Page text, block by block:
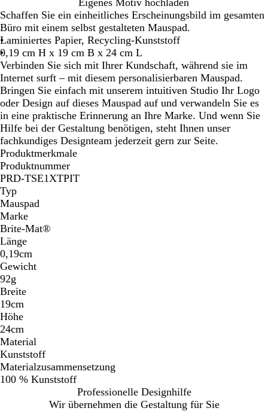
c
h
w
a
r
z
Schaffen Sie ein einheitliches Erscheinungsbild im gesamten
Büro mit einem selbst gestalteten Mauspad.
Laminiertes Papier, Recycling-Kunststoff
0,19 cm H x 19 cm B x 24 cm L
Verbinden Sie sich mit Ihrer Kundschaft, während sie im
Internet surft – mit diesem personalisierbaren Mauspad.
Bringen Sie einfach mit unserem intuitiven Studio Ihr Logo
oder Design auf dieses Mauspad auf und verwandeln Sie es
in eine praktische Erinnerung an Ihre Marke. Und wenn Sie
Hilfe bei der Gestaltung benötigen, steht Ihnen unser
fachkundiges Designteam jederzeit gern zur Seite.
Produktmerkmale
Produktnummer
PRD-TSE1XTPIT
Typ
Mauspad
Marke
Brite-Mat®
Länge
0,19cm
Gewicht
92g
Breite
19cm
Höhe
24cm
Material
Kunststoff
Materialzusammensetzung
100 % Kunststoff
Professionelle Designhilfe
Wir übernehmen die Gestaltung für Sie